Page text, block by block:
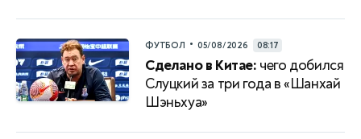
ФУТБОЛ • 05/08/2026 08:17
Сделано в Китае: чего добился
Слуцкий за три года в «Шанхай
Шэньхуа»